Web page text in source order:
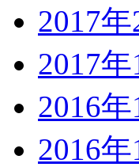
2017
2017
2016
2016